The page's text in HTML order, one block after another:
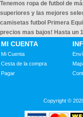
Tenemos ropa de futbol de
superiores y las mejores
camisetas futbol Primera
precios mas bajos! Hasta un
MI CUENTA
Mi Cuenta
Cesta de la compra
Pagar
Copyright ©